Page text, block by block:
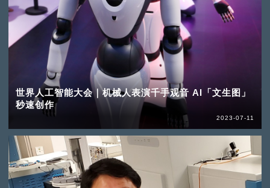
世界人工智能大会｜机械人表演千手观音 AI「文生图」
秒速创作
2023-07-11